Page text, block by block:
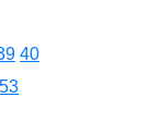
40
53